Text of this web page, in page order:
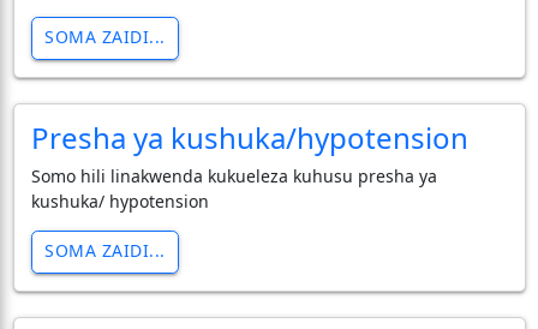
SOMA ZAIDI...
Presha ya kushuka/hypotension
Somo hili linakwenda kukueleza kuhusu presha ya
kushuka/ hypotension
SOMA ZAIDI...